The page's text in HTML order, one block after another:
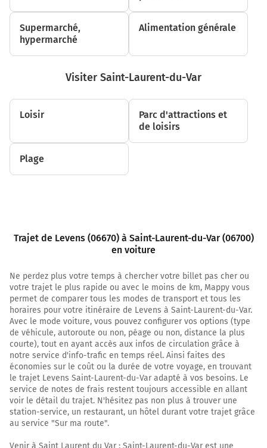
David) et continuer sur 220 mètres
Tourner légèrement à droite sur M819 (Avenue Charles
850 m
Tourner à droite sur M20 (Route de La Roquette) et
continuer sur 650 mètres
Roquette) et continuer sur 10 mètres
1,6 km
Roquette) et continuer sur 1,4 kilomètre
2,1 km
Tourner à gauche sur M20 (Route de La Roquette) et
continuer sur 150 mètres
3,5 km
Continuer M20 (Route du Figheret) sur 650 mètres
3,6 km
Tourner légèrement à droite sur M20 (Route du
Figheret) et continuer sur 750 mètres
4,3 km
5,0 km
Supermarché,
hypermarché
Alimentation générale
Visiter Saint-Laurent-du-Var
Loisir
Parc d'attractions et
de loisirs
Plage
Trajet de Levens (06670) à Saint-Laurent-du-Var (06700)
en voiture
Ne perdez plus votre temps à chercher votre billet pas cher ou
votre trajet le plus rapide ou avec le moins de km, Mappy vous
permet de comparer tous les modes de transport et tous les
horaires pour votre itinéraire de Levens à Saint-Laurent-du-Var.
Avec le mode voiture, vous pouvez configurer vos options (type
de véhicule, autoroute ou non, péage ou non, distance la plus
courte), tout en ayant accès aux infos de circulation grâce à
notre service d'info-trafic en temps réel. Ainsi faites des
économies sur le coût ou la durée de votre voyage, en trouvant
le trajet Levens Saint-Laurent-du-Var adapté à vos besoins. Le
service de notes de frais restent toujours accessible en allant
voir le détail du trajet. N'hésitez pas non plus à trouver une
station-service, un restaurant, un hôtel durant votre trajet grâce
au service "Sur ma route".
Venir à Saint Laurent du Var : Saint-Laurent-du-Var est une